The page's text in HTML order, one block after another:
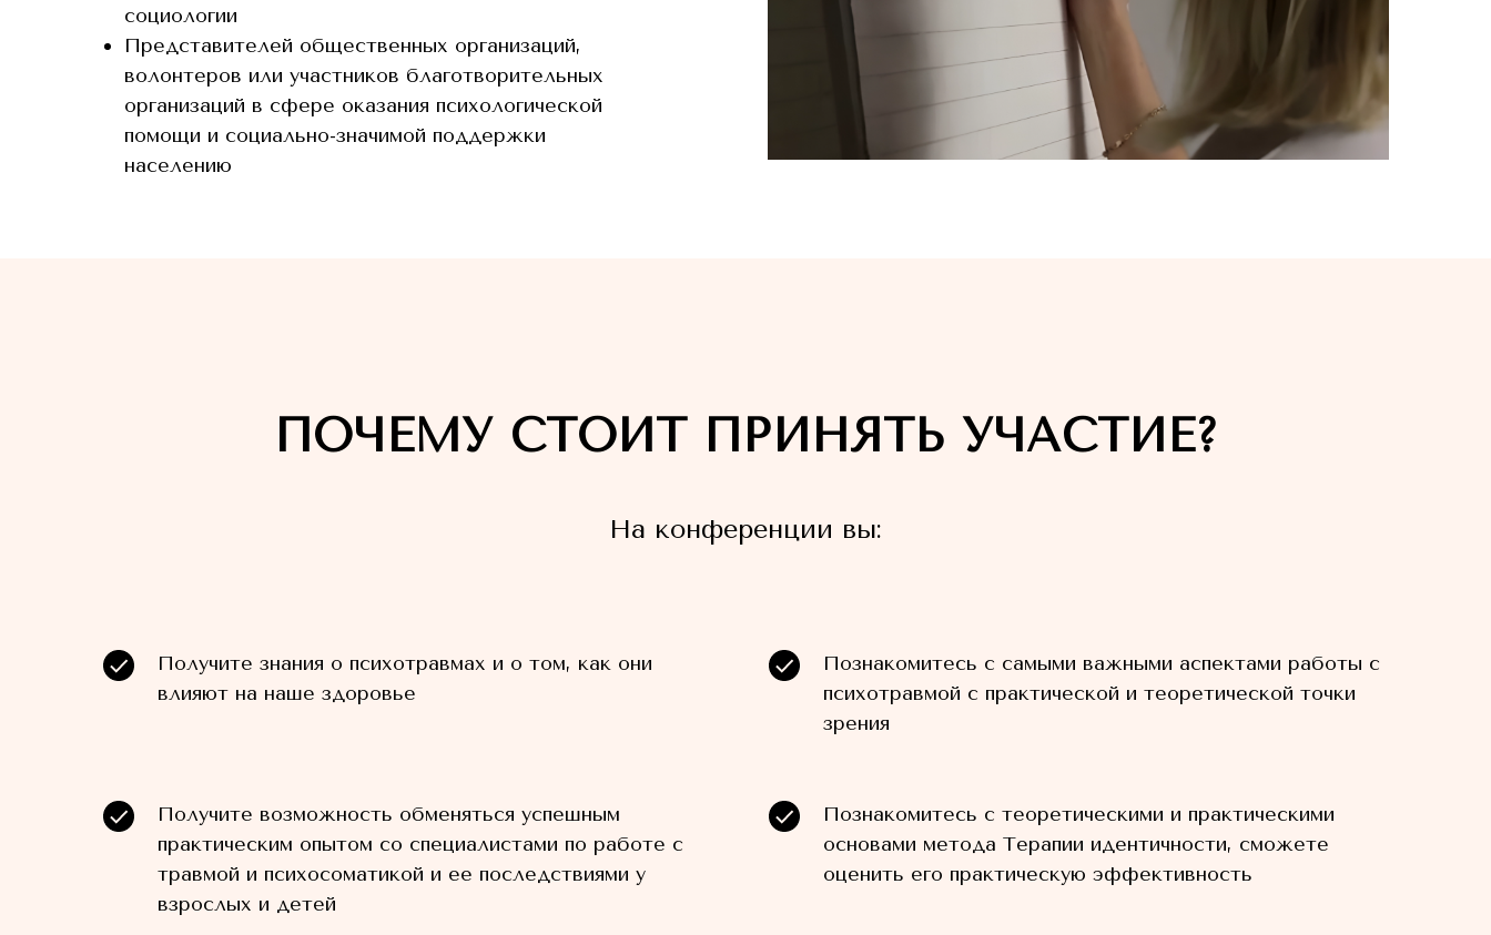
социологии
Представителей общественных организаций,
волонтеров или участников благотворительных
организаций в сфере оказания психологической
помощи и социально-значимой поддержки
населению
ПОЧЕМУ СТОИТ ПРИНЯТЬ УЧАСТИЕ?
На конференции вы:
Получите знания о психотравмах и о том, как они
влияют на наше здоровье
Познакомитесь с самыми важными аспектами работы с
психотравмой с практической и теоретической точки
зрения
Получите возможность обменяться успешным
практическим опытом со специалистами по работе с
травмой и психосоматикой и ее последствиями у
взрослых и детей
Познакомитесь с теоретическими и практическими
основами метода Терапии идентичности, сможете
оценить его практическую эффективность